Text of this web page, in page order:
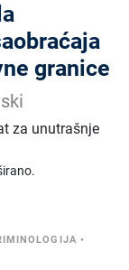
granice
za unutrašnje
•